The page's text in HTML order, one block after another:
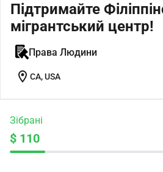
Підтримайте
мігрантський центр!
Права Людини
location_on CA, USA
Зібрані
$ 110